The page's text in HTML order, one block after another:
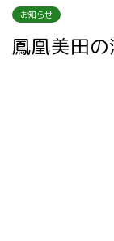
お知らせ
鳳凰美田の